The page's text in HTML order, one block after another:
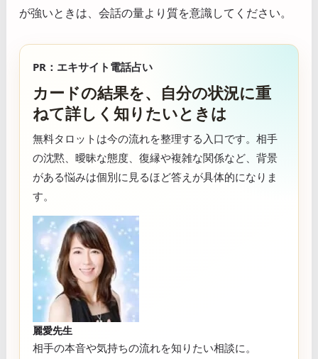
が強いときは、会話の量より質を意識してください。
PR：エキサイト電話占い
カードの結果を、自分の状況に重
ねて詳しく知りたいときは
無料タロットは今の流れを整理する入口です。相手
の沈黙、曖昧な態度、復縁や複雑な関係など、背景
がある悩みは個別に見るほど答えが具体的になりま
す。
麗愛先生
相手の本音や気持ちの流れを知りたい相談に。